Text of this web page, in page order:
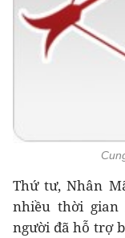
Thứ tư, Nhân
nhiều thời gian
người đã hỗ trợ